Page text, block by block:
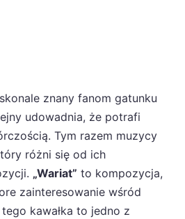
znany fanom gatunku
udowadnia, że potrafi
Tym razem muzycy
różni się od ich
„Wariat” to kompozycja,
zainteresowanie wśród
kawałka to jedno z